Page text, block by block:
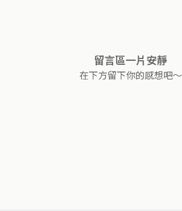
留言區一片安靜
在下方留下你的感想吧～